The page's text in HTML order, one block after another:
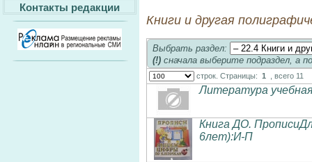
Контакты редакции
Книги и другая
Выбрать раздел:
(!) сначала выберите подраздел, а
строк. Страницы: 1 , всего 11
Литература
Книга ДО.
6лет):И-П